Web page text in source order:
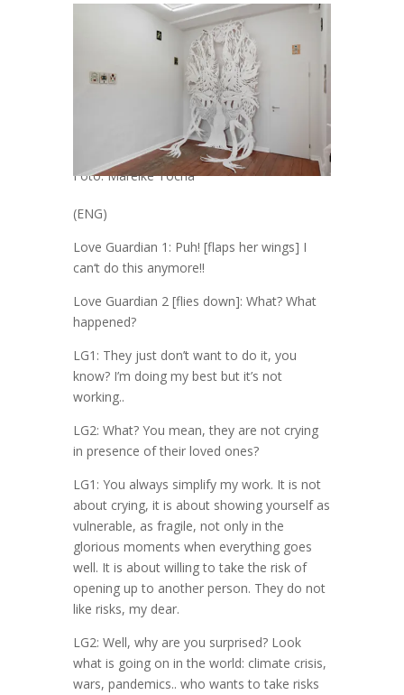
Foto: Mareike Tocha
(ENG)
Love Guardian 1: Puh! [flaps her wings] I
can‘t do this anymore!!
Love Guardian 2 [flies down]: What? What
happened?
LG1: They just don’t want to do it, you
know? I’m doing my best but it’s not
working..
LG2: What? You mean, they are not crying
in presence of their loved ones?
LG1: You always simplify my work. It is not
about crying, it is about showing yourself as
vulnerable, as fragile, not only in the
glorious moments when everything goes
well. It is about willing to take the risk of
opening up to another person. They do not
like risks, my dear.
LG2: Well, why are you surprised? Look
what is going on in the world: climate crisis,
wars, pandemics.. who wants to take risks